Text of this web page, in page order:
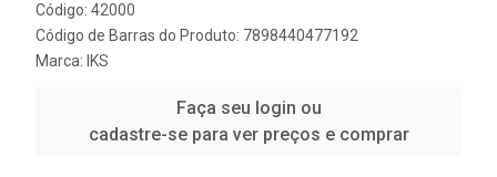
Código: 42000
Código de Barras do Produto: 7898440477192
Marca: IKS
Faça seu login ou
cadastre-se para ver preços e comprar